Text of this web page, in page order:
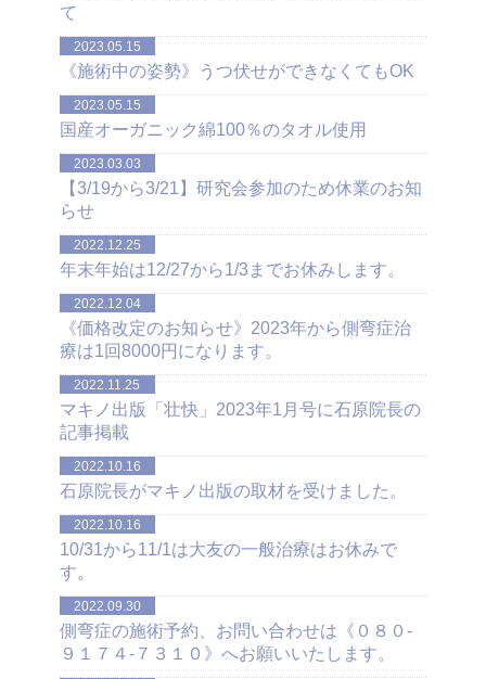
て
2023.05.15
《施術中の姿勢》うつ伏せができなくてもOK
2023.05.15
国産オーガニック綿100％のタオル使用
2023.03.03
【3/19から3/21】研究会参加のため休業のお知
らせ
2022.12.25
年末年始は12/27から1/3までお休みします。
2022.12.04
《価格改定のお知らせ》2023年から側弯症治
療は1回8000円になります。
2022.11.25
マキノ出版「壮快」2023年1月号に石原院長の
記事掲載
2022.10.16
石原院長がマキノ出版の取材を受けました。
2022.10.16
10/31から11/1は大友の一般治療はお休みで
す。
2022.09.30
側弯症の施術予約、お問い合わせは《０８０-
９１７４-７３１０》へお願いいたします。